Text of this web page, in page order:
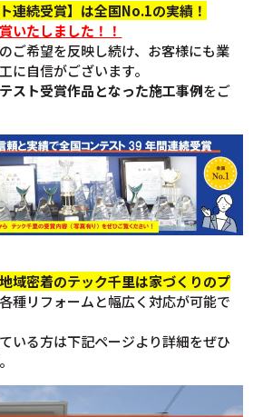
連続受賞】は全国No.1の実績！
いたしました！！
ご希望を反映し続け、お客様にも業
に自信がございます。
スト受賞作品となった施工事例をご
域密着のテック千里は家づくりのプ
種リフォームと幅広く対応が可能で
いる方は下記ページより詳細をぜひ